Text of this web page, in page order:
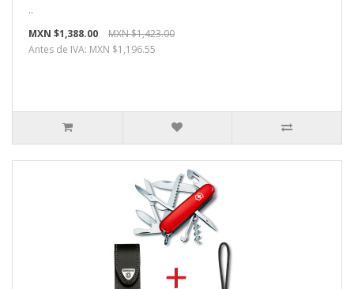
..
MXN $1,388.00
MXN $1,423.00
Antes de IVA: MXN $1,196.55